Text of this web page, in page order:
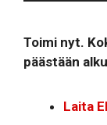
Toimi nyt.
päästään
Laita